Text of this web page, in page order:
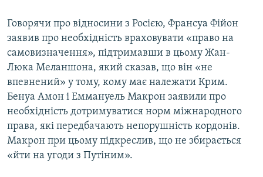
Говорячи про відносини з Росією, Франсуа Фійон
заявив про необхідність враховувати «право на
самовизначення», підтримавши в цьому Жан-
Люка Меланшона, який сказав, що він «не
впевнений» у тому, кому має належати Крим.
Бенуа Амон і Еммануель Макрон заявили про
необхідність дотримуватися норм міжнародного
права, які передбачають непорушність кордонів.
Макрон при цьому підкреслив, що не збирається
«йти на угоди з Путіним».